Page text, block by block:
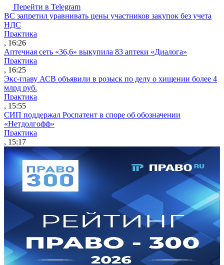
Перейти в Telegram
ВС запретил уравнивать цены участников закупок без учета
НДС
Практика
, 16:26
Аптечная сеть «36,6» выкупила 83 аптеки «Диалога»
Практика
, 16:25
Экс-главу АСВ объявили в розыск по делу о хищении более 4
млрд руб.
Практика
, 15:55
СИП поддержал Роспатент в споре об обозначении
«Нетдолгофф»
Практика
, 15:17